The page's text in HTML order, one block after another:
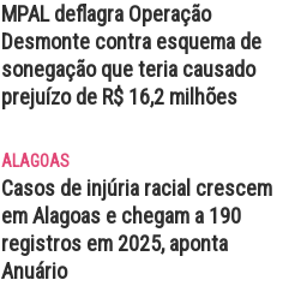
MPAL deflagra Operação
Desmonte contra esquema de
sonegação que teria causado
prejuízo de R$ 16,2 milhões
ALAGOAS
Casos de injúria racial crescem
em Alagoas e chegam a 190
registros em 2025, aponta
Anuário